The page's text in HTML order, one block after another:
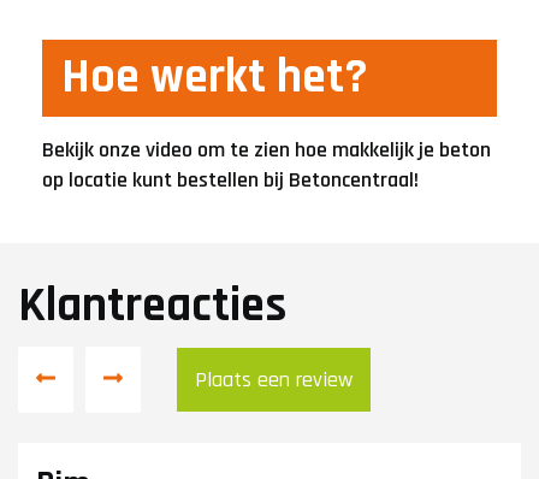
Hoe werkt het?
Bekijk onze video om te zien hoe makkelijk je beton
op locatie kunt bestellen bij Betoncentraal!
Klantreacties
Plaats een review